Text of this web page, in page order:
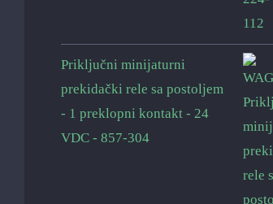
Priključni minijaturni
prekidački rele sa postoljem
- 1 preklopni kontakt - 24
VDC - 857-304